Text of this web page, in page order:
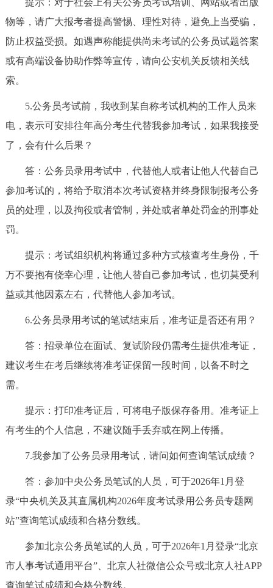
提示：对于社会上有关公务员考试培训、网站或者出版
物等，请广大报考者提高警惕、理性对待，避免上当受骗，
防止权益受损。如遇声称能提供尚未考试的公务员试题答案
或有高端设备协助作弊等宣传，请向公安机关反馈相关线
索。
5.公务员考试前，我收到某自称考试机构的工作人员来
电，表示可安排往年高分考生代替我参加考试，如果我接受
了，会有什么后果？
答：公务员录用考试中，代替他人或者让他人代替自己
参加考试的，将给予取消本次考试资格并终身限制报考公务
员的处理，以及拘役或者管制，并处或者单处罚金的刑事处
罚。
提示：考试组织机构将通过多种方式核查考生身份，千
万不要抱有侥幸心理，让他人替自己参加考试，也切莫受利
益或其他因素左右，代替他人参加考试。
6.公务员录用考试的笔试结束后，准考证是否还有用？
答：招录单位在面试、复试阶段仍需考生提供准考证，
建议考生在考后继续将准考证保留一段时间，以备不时之
需。
提示：打印准考证后，可将电子版保存备用。准考证上
有考生的个人信息，不建议随手丢弃或在网上传播。
7.我参加了公务员录用考试，请问如何查询笔试成绩？
答：参加中央公务员笔试的人员，可于2026年1月登
录“中央机关及其直属机构2026年度考试录用公务员专题网
站”查询笔试成绩和合格分数线。
参加北京公务员笔试的人员，可于2026年1月登录“北京
市人事考试通用平台”、北京人社微信公众号或北京人社APP
查询笔试成绩和合格分数线。